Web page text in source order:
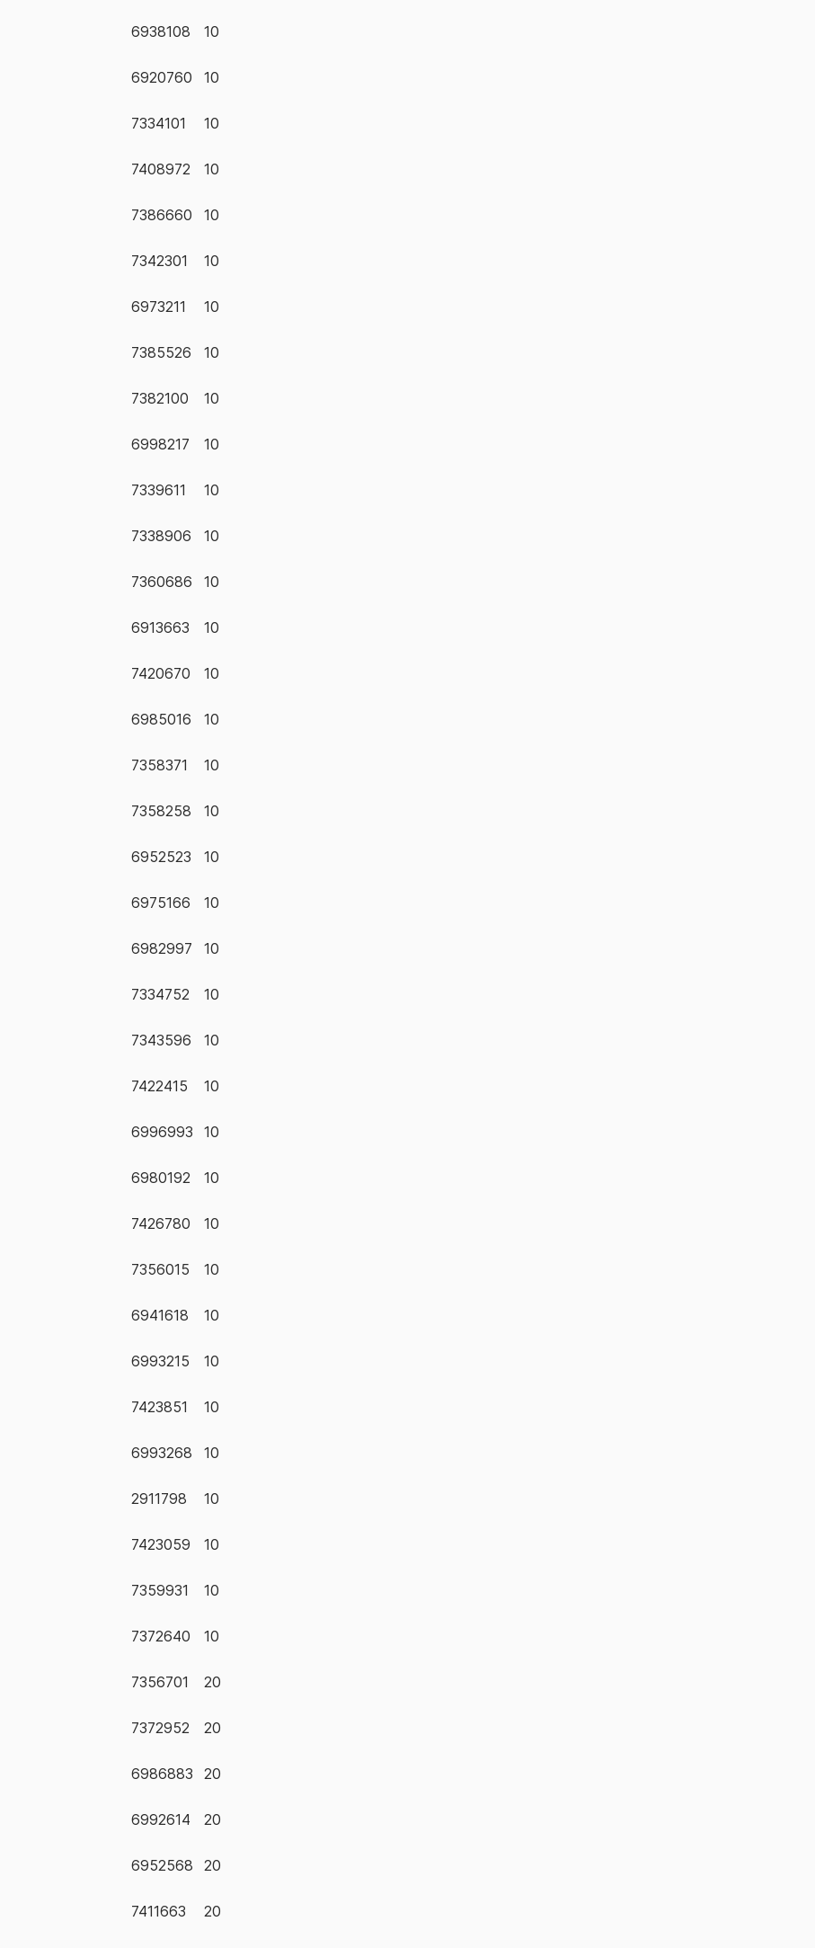
6938108 10
6920760 10
7334101 10
7408972 10
7386660 10
7342301 10
6973211 10
7385526 10
7382100 10
6998217 10
7339611 10
7338906 10
7360686 10
6913663 10
7420670 10
6985016 10
7358371 10
7358258 10
6952523 10
6975166 10
6982997 10
7334752 10
7343596 10
7422415 10
6996993 10
6980192 10
7426780 10
7356015 10
6941618 10
6993215 10
7423851 10
6993268 10
2911798 10
7423059 10
7359931 10
7372640 10
7356701 20
7372952 20
6986883 20
6992614 20
6952568 20
7411663 20